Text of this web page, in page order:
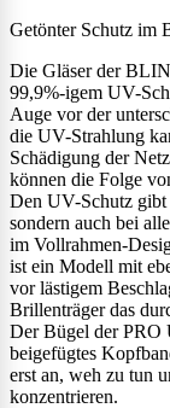
Getönter Schutz im
Die Gläser der
99,9%-igem UV-
Auge vor der
die UV-Strahlung
Schädigung der
können die Folge
Den UV-Schutz
sondern auch bei
im Vollrahmen-
ist ein Modell mit
vor lästigem
Brillenträger das
Der Bügel der
beigefügtes
erst an, weh zu tun
konzentrieren.